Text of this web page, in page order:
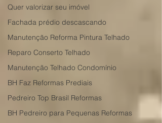
Quer valorizar seu imóvel
Fachada prédio descascando
Manutenção Reforma Pintura Telhado
Reparo Conserto Telhado
Manutenção Telhado Condomínio
BH Faz Reformas Prediais
Pedreiro Top Brasil Reformas
BH Pedreiro para Pequenas Reformas